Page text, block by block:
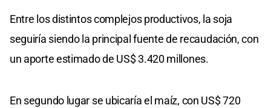
Entre los distintos complejos productivos, la soja
seguiría siendo la principal fuente de recaudación, con
un aporte estimado de US$ 3.420 millones.
En segundo lugar se ubicaría el maíz, con US$ 720